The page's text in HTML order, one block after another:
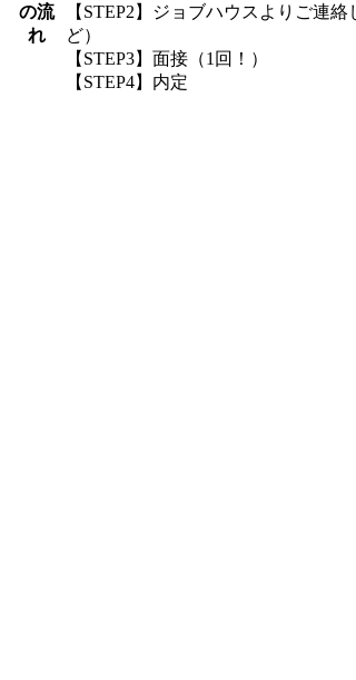
の流
れ
【STEP2】ジョブハウスよりご連
ど）
【STEP3】面接（1回！）
【STEP4】内定